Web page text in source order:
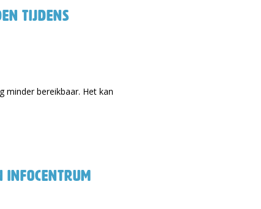
tijdens
minder bereikbaar. Het kan
Infocentrum